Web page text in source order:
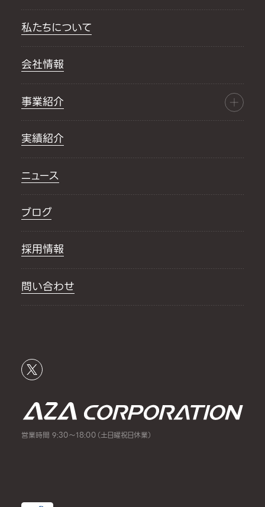
私たちについて
会社情報
事業紹介
実績紹介
ニュース
ブログ
採用情報
問い合わせ
営業時間 9:30～18:00（土日曜祝日休業）